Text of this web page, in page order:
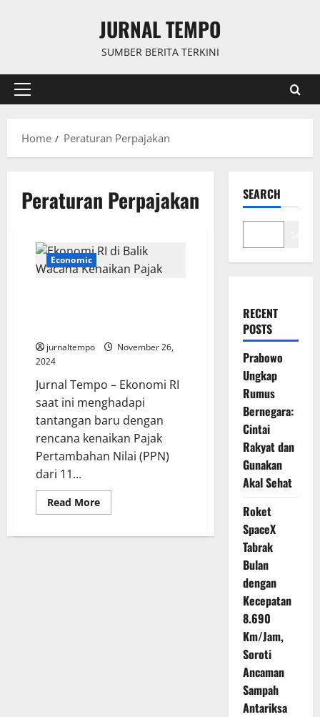
JURNAL TEMPO
SUMBER BERITA TERKINI
Primary
Home
Peraturan Perpajakan
Peraturan Perpajakan
Economic
jurnaltempo
November 26,
2024
Jurnal Tempo – Ekonomi RI
saat ini menghadapi
tantangan baru dengan
rencana kenaikan Pajak
Pertambahan Nilai (PPN)
dari 11...
Read MoreRead
more
RI
SEARCH
RECENT
POSTS
Prabowo
Ungkap
Rumus
Bernegara:
Cintai
Rakyat dan
Gunakan
Akal Sehat
Roket
SpaceX
Tabrak
Bulan
dengan
Kecepatan
8.690
Km/Jam,
Soroti
Ancaman
Sampah
Antariksa